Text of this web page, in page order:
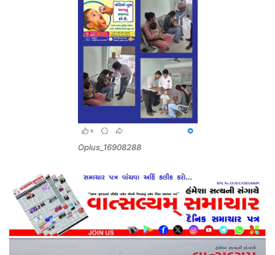
Oplus_16908288